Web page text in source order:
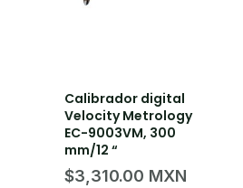
Calibrador digital
Velocity Metrology
EC-9003VM, 300
mm/12 “
$3,310.00